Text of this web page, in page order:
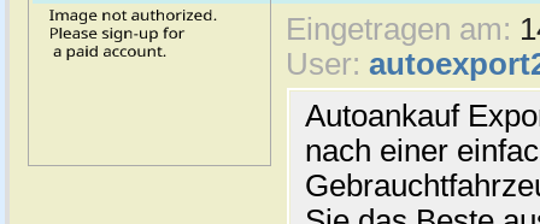
Eingetragen am:
User:
Autoankauf
nach einer